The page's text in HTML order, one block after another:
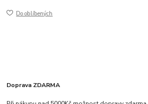
Do oblíbených
Doprava ZDARMA